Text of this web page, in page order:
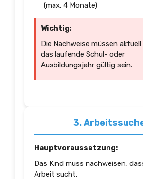
(max. 4 Monate)
Wichtig:
Die Nachweise müssen
das laufende Schul- oder
Ausbildungsjahr gültig sein.
3.
Hauptvoraussetzung:
Das Kind muss nachweisen,
Arbeit sucht.